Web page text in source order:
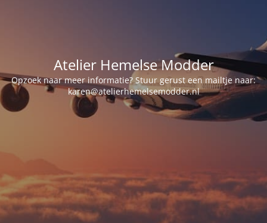
Atelier Hemelse Modder
Opzoek naar meer informatie? Stuur gerust een mailtje naar:
karen@atelierhemelsemodder.nl